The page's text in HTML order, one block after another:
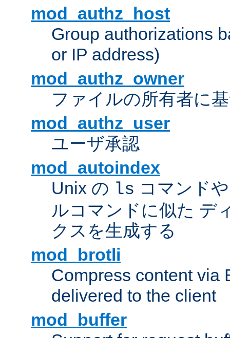
mod_authz_host
Group authorizations
or IP address)
mod_authz_owner
ファイルの所有者に
mod_authz_user
ユーザ承認
mod_autoindex
Unix の ls コマンド
ルコマンドに似た デ
クスを生成する
mod_brotli
Compress content via
delivered to the client
mod_buffer